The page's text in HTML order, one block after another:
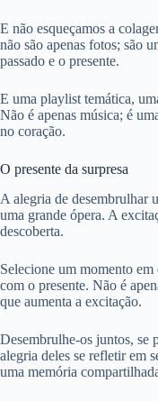
E não esqueçamos a
não são apenas fotos; são
passado e o presente.
E uma playlist temática,
Não é apenas música; é
no coração.
O presente da surpresa
A alegria de desembrulhar
uma grande ópera. A
descoberta.
Selecione um momento em
com o presente. Não é
que aumenta a excitação.
Desembrulhe-os juntos, se
alegria deles se refletir em
uma memória